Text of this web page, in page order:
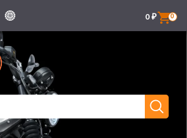
0
0 ₽